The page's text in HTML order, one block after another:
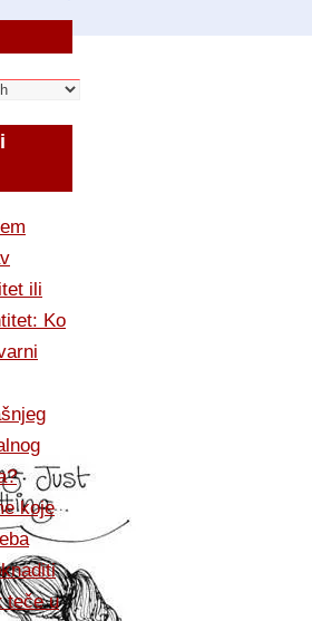
ili
Ko
koje
teče u